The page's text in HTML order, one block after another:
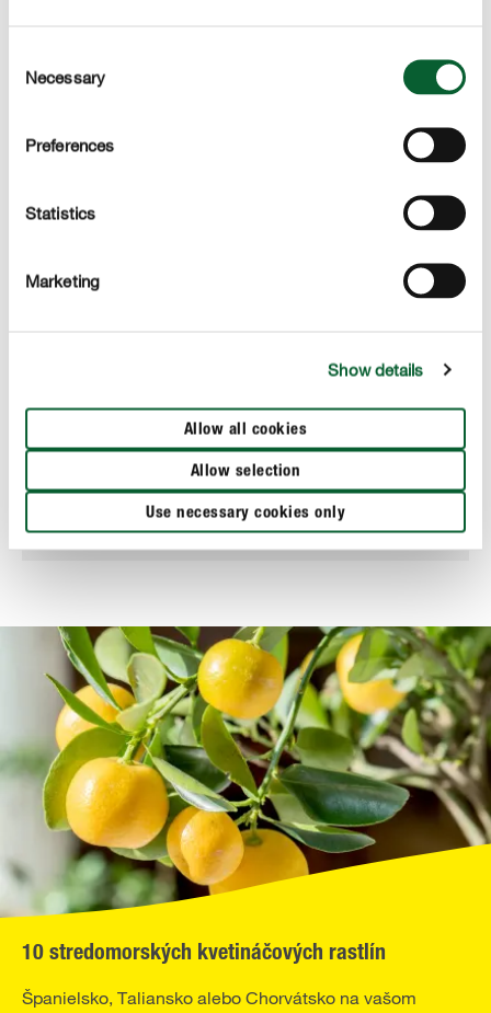
Selection
Necessary
Preferences
Statistics
Marketing
Show details
Allow all cookies
Allow selection
Use necessary cookies only
UKÁZAŤ VIAC
10 stredomorských kvetináčových rastlín
Španielsko, Taliansko alebo Chorvátsko na vašom